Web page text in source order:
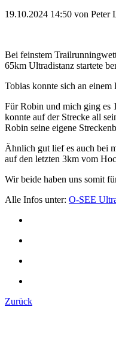
19.10.2024 14:50 von Peter
Bei feinstem
65km Ultradistanz startete
Tobias konnte sich an
Für Robin und mich ging es
konnte auf der Strecke all
Robin seine eigene
Ähnlich gut lief es auch bei
auf den letzten 3km vom
Wir beide haben uns somit
Alle Infos unter: O-SEE
Zurück